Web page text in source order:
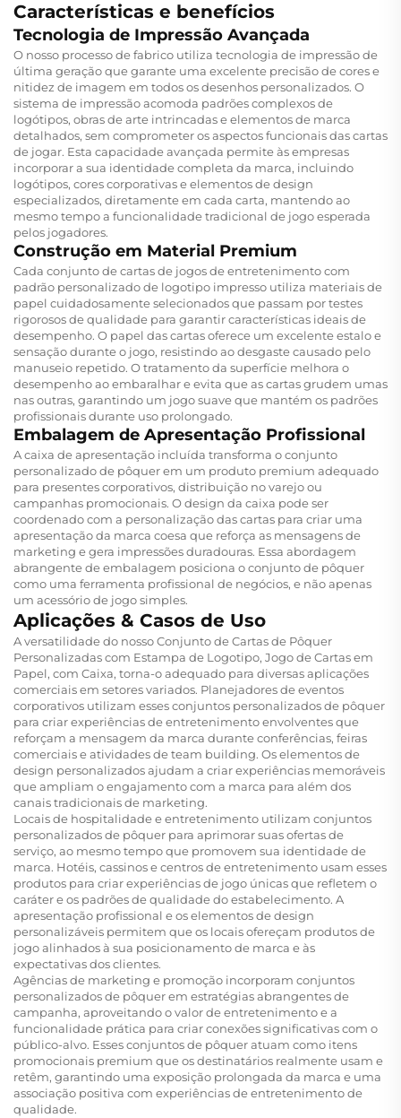
Características e benefícios
Tecnologia de Impressão Avançada
O nosso processo de fabrico utiliza tecnologia de impressão de
última geração que garante uma excelente precisão de cores e
nitidez de imagem em todos os desenhos personalizados. O
sistema de impressão acomoda padrões complexos de
logótipos, obras de arte intrincadas e elementos de marca
detalhados, sem comprometer os aspectos funcionais das cartas
de jogar. Esta capacidade avançada permite às empresas
incorporar a sua identidade completa da marca, incluindo
logótipos, cores corporativas e elementos de design
especializados, diretamente em cada carta, mantendo ao
mesmo tempo a funcionalidade tradicional de jogo esperada
pelos jogadores.
Construção em Material Premium
Cada conjunto de cartas de jogos de entretenimento com
padrão personalizado de logotipo impresso utiliza materiais de
papel cuidadosamente selecionados que passam por testes
rigorosos de qualidade para garantir características ideais de
desempenho. O papel das cartas oferece um excelente estalo e
sensação durante o jogo, resistindo ao desgaste causado pelo
manuseio repetido. O tratamento da superfície melhora o
desempenho ao embaralhar e evita que as cartas grudem umas
nas outras, garantindo um jogo suave que mantém os padrões
profissionais durante uso prolongado.
Embalagem de Apresentação Profissional
A caixa de apresentação incluída transforma o conjunto
personalizado de pôquer em um produto premium adequado
para presentes corporativos, distribuição no varejo ou
campanhas promocionais. O design da caixa pode ser
coordenado com a personalização das cartas para criar uma
apresentação da marca coesa que reforça as mensagens de
marketing e gera impressões duradouras. Essa abordagem
abrangente de embalagem posiciona o conjunto de pôquer
como uma ferramenta profissional de negócios, e não apenas
um acessório de jogo simples.
Aplicações & Casos de Uso
A versatilidade do nosso Conjunto de Cartas de Pôquer
Personalizadas com Estampa de Logotipo, Jogo de Cartas em
Papel, com Caixa, torna-o adequado para diversas aplicações
comerciais em setores variados. Planejadores de eventos
corporativos utilizam esses conjuntos personalizados de pôquer
para criar experiências de entretenimento envolventes que
reforçam a mensagem da marca durante conferências, feiras
comerciais e atividades de team building. Os elementos de
design personalizados ajudam a criar experiências memoráveis
que ampliam o engajamento com a marca para além dos
canais tradicionais de marketing.
Locais de hospitalidade e entretenimento utilizam conjuntos
personalizados de pôquer para aprimorar suas ofertas de
serviço, ao mesmo tempo que promovem sua identidade de
marca. Hotéis, cassinos e centros de entretenimento usam esses
produtos para criar experiências de jogo únicas que refletem o
caráter e os padrões de qualidade do estabelecimento. A
apresentação profissional e os elementos de design
personalizáveis permitem que os locais ofereçam produtos de
jogo alinhados à sua posicionamento de marca e às
expectativas dos clientes.
Agências de marketing e promoção incorporam conjuntos
personalizados de pôquer em estratégias abrangentes de
campanha, aproveitando o valor de entretenimento e a
funcionalidade prática para criar conexões significativas com o
público-alvo. Esses conjuntos de pôquer atuam como itens
promocionais premium que os destinatários realmente usam e
retêm, garantindo uma exposição prolongada da marca e uma
associação positiva com experiências de entretenimento de
qualidade.